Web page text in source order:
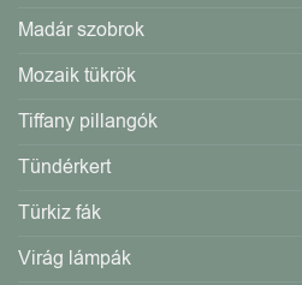
Madár szobrok
Mozaik tükrök
Tiffany pillangók
Tündérkert
Türkiz fák
Virág lámpák